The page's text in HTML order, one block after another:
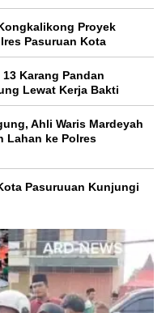
Proyek
Pasuruan Kota
13 Karang Pandan
Lewat Kerja Bakti
Ahli Waris Mardeyah
Lahan ke Polres
Pasuruuan Kunjungi